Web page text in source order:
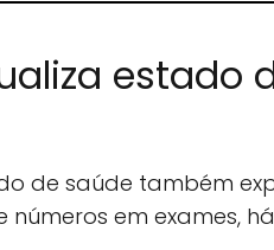
estado
de saúde também
números em exames,